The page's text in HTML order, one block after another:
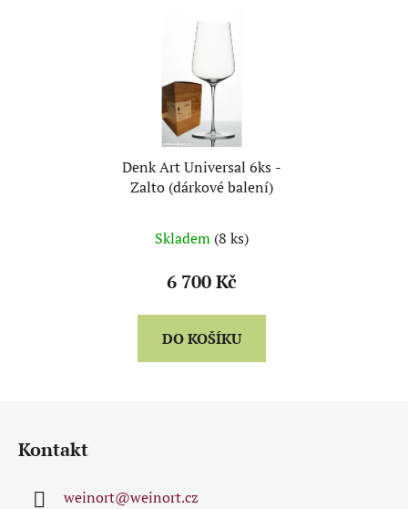
Denk Art Universal 6ks -
Zalto (dárkové balení)
Skladem (8 ks)
6 700 Kč
DO KOŠÍKU
Kontakt
weinort@weinort.cz